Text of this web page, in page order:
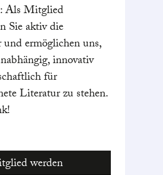
Als Mitglied
Sie aktiv die
ermöglichen uns,
innovativ
für
Literatur zu stehen.
werden